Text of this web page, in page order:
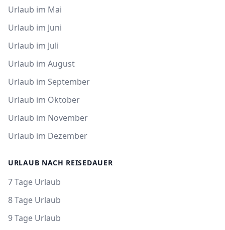
Urlaub im Mai
Urlaub im Juni
Urlaub im Juli
Urlaub im August
Urlaub im September
Urlaub im Oktober
Urlaub im November
Urlaub im Dezember
URLAUB NACH REISEDAUER
7 Tage Urlaub
8 Tage Urlaub
9 Tage Urlaub